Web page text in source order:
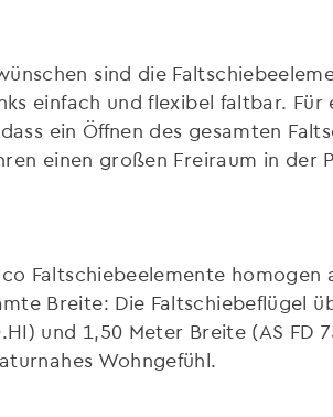
sind die
einfach und flexibel faltbar. Für
ein Öffnen des gesamten
einen großen Freiraum in der
Faltschiebeelemente
Breite: Die Faltschiebeflügel
und 1,50 Meter Breite (AS FD
Wohngefühl.